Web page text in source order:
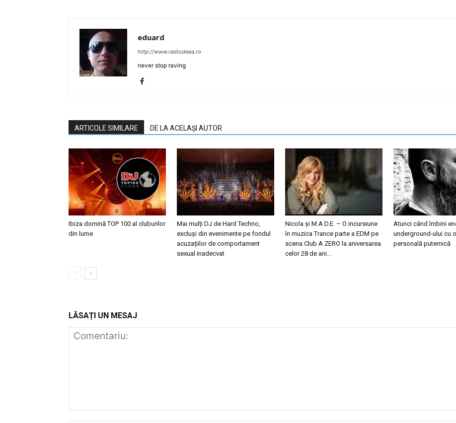
eduard
http://www.radiodeea.ro
never stop raving
ARTICOLE SIMILARE DE LA ACELAȘI AUTOR
Ibiza domină TOP 100 al cluburilor
din lume
Mai mulți DJ de Hard Techno,
excluși din evenimente pe fondul
acuzațiilor de comportament
sexual inadecvat
Nicola și M.A.D.E. – O incursiune
în muzica Trance parte a EDM pe
scena Club A ZERO la aniversarea
celor 28 de ani...
Atunci când îmbini
underground-ului cu
personală puternică
LĂSAȚI UN MESAJ